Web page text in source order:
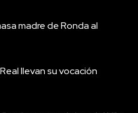
madre de Ronda al
llevan su vocación